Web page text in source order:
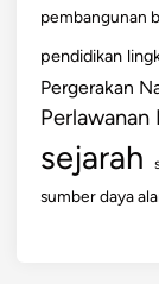
pembangunan
pendidikan
Pergerakan
Perlawanan
sejarah
sumber daya